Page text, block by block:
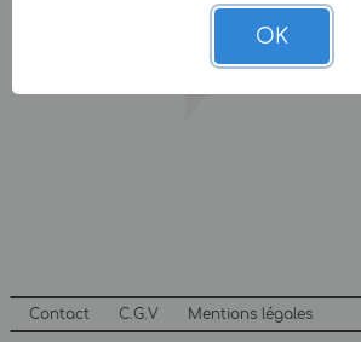
Contact C.G.V Mentions légales
OK